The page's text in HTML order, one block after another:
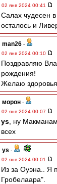
02 янв 2024 00:41
Салах чудесен
осталось и
man26 -
02 янв 2024 00:10
Поздравляю
рождения!
Желаю
морон -
02 янв 2024 00:07
ys , ну
всех
ys -
02 янв 2024 00:01
Из за Оуэна.. Я
Гробелаара".